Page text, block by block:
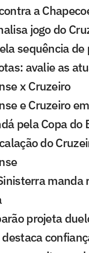
a
jogo do
sequência
avalie as
x Cruzeiro
e Cruzeiro
pela Copa do
do
manda
projeta